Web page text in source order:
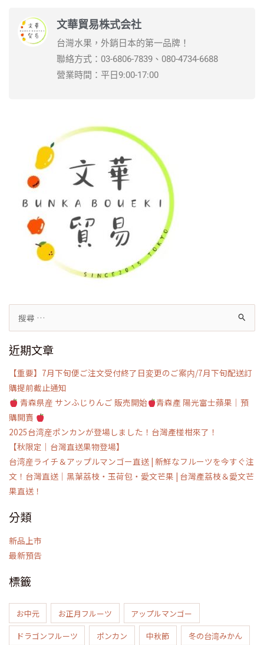
文華貿易株式会社
台灣水果，外銷日本的第一品牌！
聯絡方式：03-6806-7839、080-4734-6688
營業時間：平日9:00-17:00
尋
關
字:
近期文章
【重要】7月下旬便ご注文受付終了日変更のご案内/7月下旬配送訂
購提前截止通知
青森県産 サンふじりんご 販売開始
青森產 陽光富士蘋果｜預
購開賣
2025台湾産ポンカンが登場しました！台灣產椪柑來了！
【秋限定｜台灣直送果物登場】
台湾産ライチ＆アップルマンゴー直送 | 新鮮なフルーツを今すぐ注
文！台灣直送｜黑葉荔枝・玉荷包・愛文芒果 | 台灣產荔枝＆愛文芒
果直送！
分類
新品上市
最新預告
標籤
お中元 お正月フルーツ
アップルマンゴー
ドラゴンフルーツ
ポンカン 中秋節 冬の台湾みかん